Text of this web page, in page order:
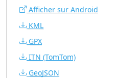
Afficher sur Android
KML
GPX
ITN (TomTom)
GeoJSON